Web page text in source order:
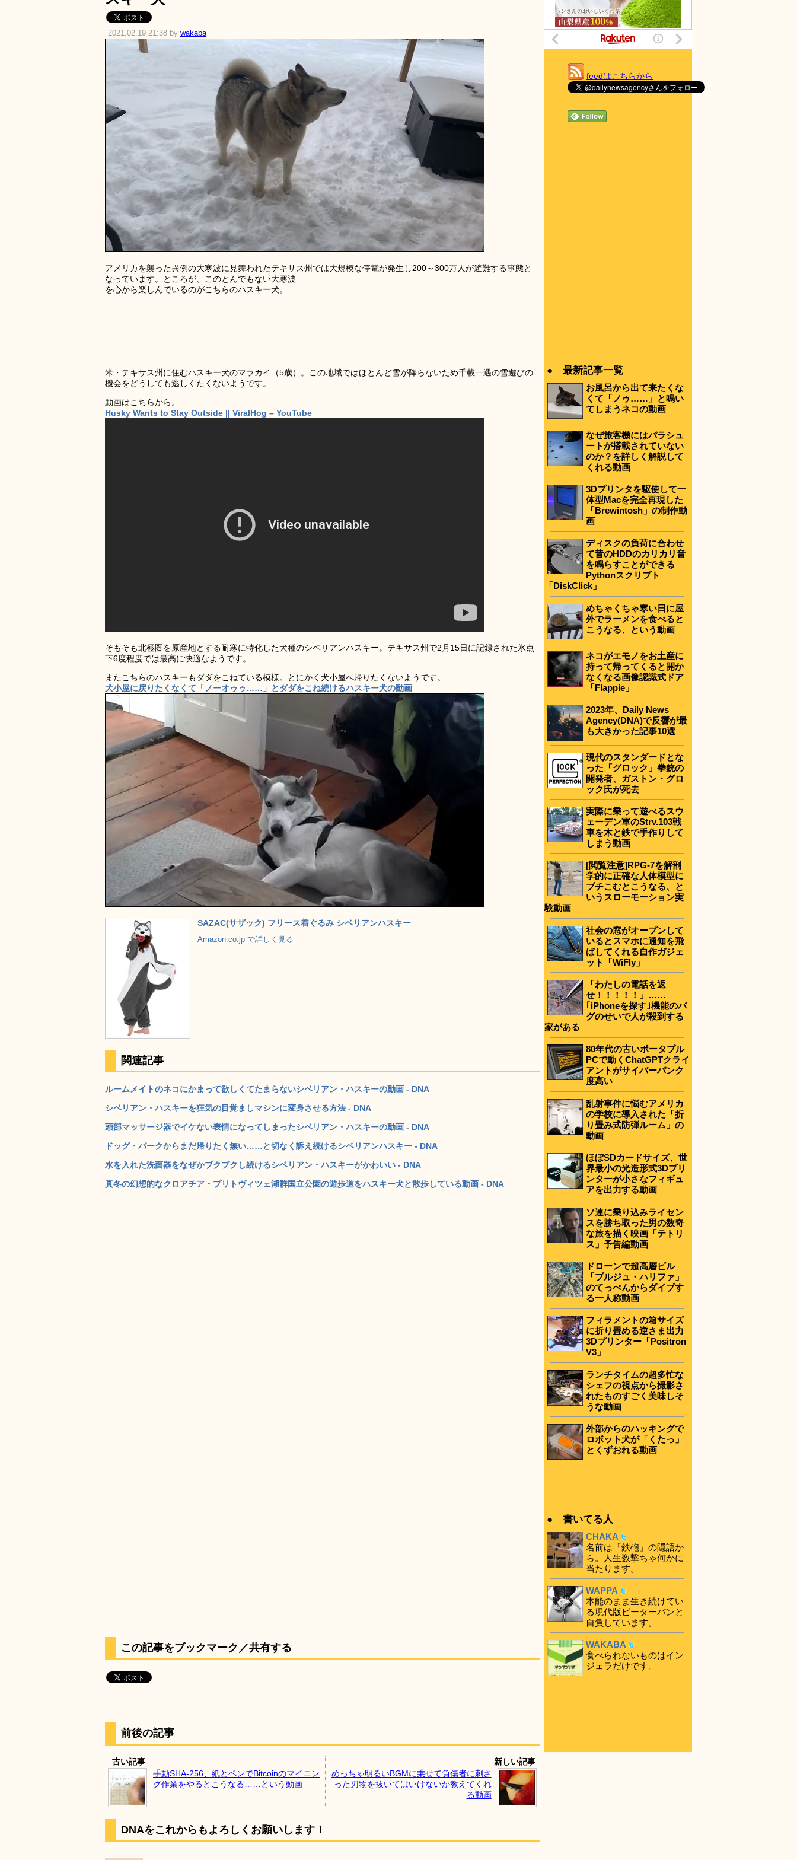
2021.02.19 21:38 by wakaba
アメリカを襲った異例の大寒波に見舞われたテキサス州では大規模な停電が発生し200～300万人が避難する事態と
なっています。ところが、このとんでもない大寒波
を心から楽しんでいるのがこちらのハスキー犬。
米・テキサス州に住むハスキー犬のマラカイ（5歳）。この地域ではほとんど雪が降らないため千載一遇の雪遊びの
機会をどうしても逃しくたくないようです。
動画はこちらから。
Husky Wants to Stay Outside || ViralHog – YouTube
そもそも北極圏を原産地とする耐寒に特化した犬種のシベリアンハスキー。テキサス州で2月15日に記録された氷点
下6度程度では最高に快適なようです。
またこちらのハスキーもダダをこねている模様。とにかく犬小屋へ帰りたくないようです。
犬小屋に戻りたくなくて「ノーオゥゥ……」とダダをこね続けるハスキー犬の動画
SAZAC(サザック) フリース着ぐるみ シベリアンハスキー
Amazon.co.jp で詳しく見る
関連記事
ルームメイトのネコにかまって欲しくてたまらないシベリアン・ハスキーの動画 - DNA
シベリアン・ハスキーを狂気の目覚ましマシンに変身させる方法 - DNA
頭部マッサージ器でイケない表情になってしまったシベリアン・ハスキーの動画 - DNA
ドッグ・パークからまだ帰りたく無い……と切なく訴え続けるシベリアンハスキー - DNA
水を入れた洗面器をなぜかブクブクし続けるシベリアン・ハスキーがかわいい - DNA
真冬の幻想的なクロアチア・プリトヴィツェ湖群国立公園の遊歩道をハスキー犬と散歩している動画 - DNA
この記事をブックマーク／共有する
前後の記事
古い記事
手動SHA-256、紙とペンでBitcoinのマイニン
グ作業をやるとこうなる……という動画
新しい記事
めっちゃ明るいBGMに乗せて負傷者に刺さ
った刃物を抜いてはいけないか教えてくれ
る動画
DNAをこれからもよろしくお願いします！
feedはこちらから
● 最新記事一覧
お風呂から出て来たくな
くて「ノゥ……」と鳴い
てしまうネコの動画
なぜ旅客機にはパラシュ
ートが搭載されていない
のか？を詳しく解説して
くれる動画
3Dプリンタを駆使して一
体型Macを完全再現した
「Brewintosh」の制作動
画
ディスクの負荷に合わせ
て昔のHDDのカリカリ音
を鳴らすことができる
Pythonスクリプト
「DiskClick」
めちゃくちゃ寒い日に屋
外でラーメンを食べると
こうなる、という動画
ネコがエモノをお土産に
持って帰ってくると開か
なくなる画像認識式ドア
「Flappie」
2023年、Daily News
Agency(DNA)で反響が最
も大きかった記事10選
現代のスタンダードとな
った「グロック」拳銃の
開発者、ガストン・グロ
ック氏が死去
実際に乗って遊べるスウ
ェーデン軍のStrv.103戦
車を木と鉄で手作りして
しまう動画
[閲覧注意]RPG-7を解剖
学的に正確な人体模型に
ブチこむとこうなる、と
いうスローモーション実
験動画
社会の窓がオープンして
いるとスマホに通知を飛
ばしてくれる自作ガジェ
ット「WiFly」
「わたしの電話を返
せ！！！！！」……
｢iPhoneを探す｣機能のバ
グのせいで人が殺到する
家がある
80年代の古いポータブル
PCで動くChatGPTクライ
アントがサイバーパンク
度高い
乱射事件に悩むアメリカ
の学校に導入された「折
り畳み式防弾ルーム」の
動画
ほぼSDカードサイズ、世
界最小の光造形式3Dプリ
ンターが小さなフィギュ
アを出力する動画
ソ連に乗り込みライセン
スを勝ち取った男の数奇
な旅を描く映画「テトリ
ス」予告編動画
ドローンで超高層ビル
「ブルジュ・ハリファ」
のてっぺんからダイブす
る一人称動画
フィラメントの箱サイズ
に折り畳める逆さま出力
3Dプリンター「Positron
V3」
ランチタイムの超多忙な
シェフの視点から撮影さ
れたものすごく美味しそ
うな動画
外部からのハッキングで
ロボット犬が「くたっ」
とくずおれる動画
● 書いてる人
CHAKA
名前は「鉄砲」の隠語か
ら。人生数撃ちゃ何かに
当たります。
WAPPA
本能のまま生き続けてい
る現代版ピーターパンと
自負しています。
WAKABA
食べられないものはイン
ジェラだけです。